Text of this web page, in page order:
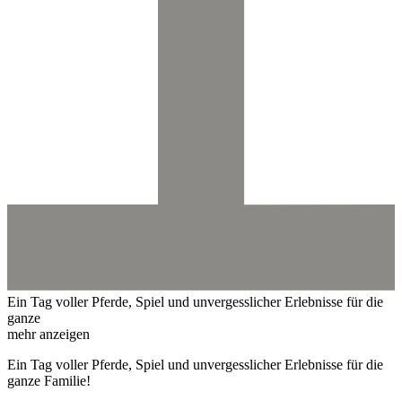
Ein Tag voller Pferde, Spiel und unvergesslicher Erlebnisse für die
ganze
mehr anzeigen
Ein Tag voller Pferde, Spiel und unvergesslicher Erlebnisse für die
ganze Familie!